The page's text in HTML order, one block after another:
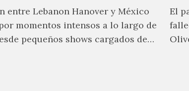
entre Lebanon Hanover y México
momentos intensos a lo largo de
pequeños shows cargados de
El